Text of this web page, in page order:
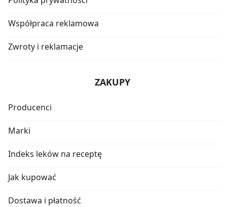
Współpraca reklamowa
Zwroty i reklamacje
ZAKUPY
Producenci
Marki
Indeks leków na receptę
Jak kupować
Dostawa i płatność